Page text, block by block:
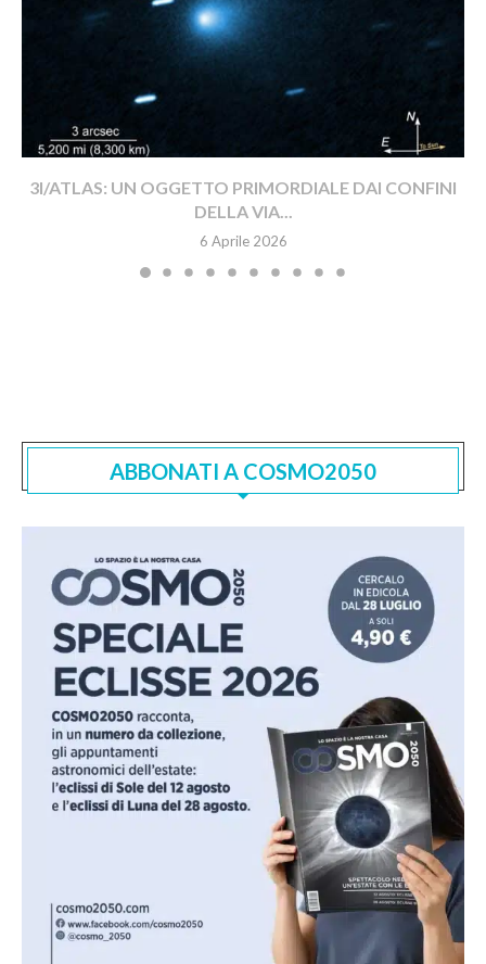
3I/ATLAS: UN OGGETTO PRIMORDIALE DAI CONFINI
DELLA VIA...
6 Aprile 2026
ABBONATI A COSMO2050